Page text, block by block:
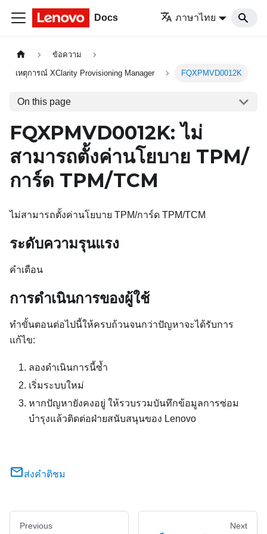
Docs ภาษาไทย
ข้อความ
เหตุการณ์ XClarity Provisioning Manager FQXPMVD0012K
On this page
FQXPMVD0012K: ไม่
สามารถตั้งค่านโยบาย TPM/
การ์ด TPM/TCM
ไม่สามารถตั้งค่านโยบาย TPM/การ์ด TPM/TCM
ระดับความรุนแรง
คำเตือน
การดำเนินการของผู้ใช้
ทำขั้นตอนต่อไปนี้ให้ครบถ้วนจนกว่าปัญหาจะได้รับการ
แก้ไข:
ลองดำเนินการนี้ซ้ำ
เริ่มระบบใหม่
หากปัญหายังคงอยู่ ให้รวบรวมบันทึกข้อมูลการซ่อม
บำรุงแล้วติดต่อฝ่ายสนับสนุนของ Lenovo
ส่งคำติชม
Previous Next